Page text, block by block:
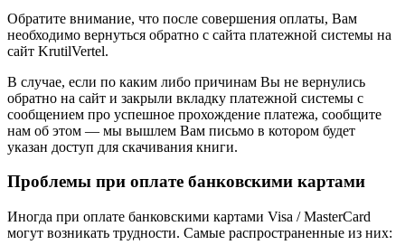
Обратите внимание, что после совершения оплаты, Вам
необходимо вернуться обратно с сайта платежной системы на
сайт KrutilVertel.
В случае, если по каким либо причинам Вы не вернулись
обратно на сайт и закрыли вкладку платежной системы с
сообщением про успешное прохождение платежа, сообщите
нам об этом — мы вышлем Вам письмо в котором будет
указан доступ для скачивания книги.
Проблемы при оплате банковскими картами
Иногда при оплате банковскими картами Visa / MasterCard
могут возникать трудности. Самые распространенные из них: